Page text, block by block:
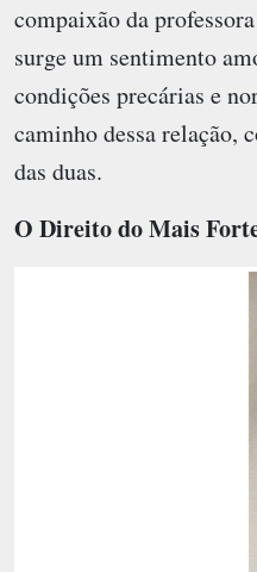
compaixão da
surge um sentimento
condições precárias e
caminho dessa relação,
das duas.
O Direito do Mais